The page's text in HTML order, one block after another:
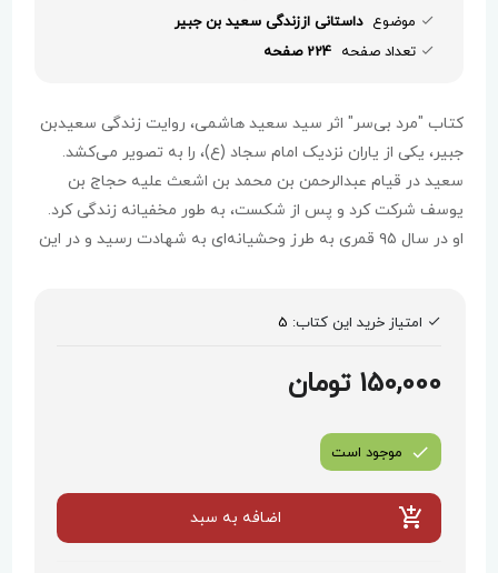
موضوع داستانی اززندگی سعید بن جبیر
تعداد صفحه 224 صفحه
کتاب "مرد بی‌سر" اثر سید سعید هاشمی، روایت زندگی سعیدبن
جبیر، یکی از یاران نزدیک امام سجاد (ع)، را به تصویر می‌کشد.
سعید در قیام عبدالرحمن بن محمد بن اشعث علیه حجاج بن
یوسف شرکت کرد و پس از شکست، به طور مخفیانه زندگی کرد.
او در سال ۹۵ قمری به طرز وحشیانه‌ای به شهادت رسید و در این
امتیاز خرید این کتاب: 5
150,000 تومان
موجود است
اضافه به سبد